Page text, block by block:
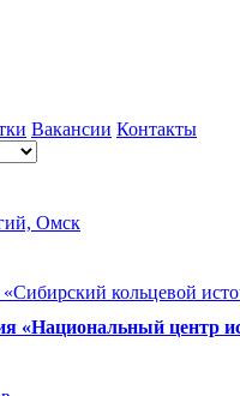
Вакансии Контакты
Омск
кольцевой
«Национальный центр